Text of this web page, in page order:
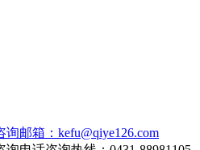
询邮箱：kefu@qiye126.com